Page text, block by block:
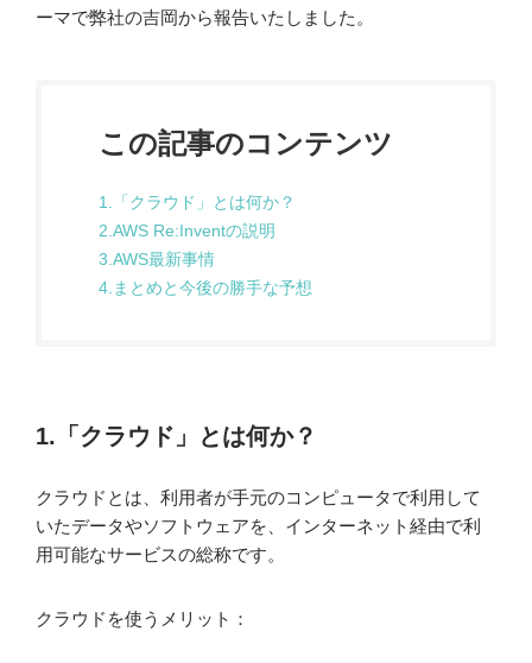
ーマで弊社の吉岡から報告いたしました。
この記事のコンテンツ
1.「クラウド」とは何か？
2.AWS Re:Inventの説明
3.AWS最新事情
4.まとめと今後の勝手な予想
1.「クラウド」とは何か？
クラウドとは、利用者が手元のコンピュータで利用して
いたデータやソフトウェアを、インターネット経由で利
用可能なサービスの総称です。
クラウドを使うメリット：